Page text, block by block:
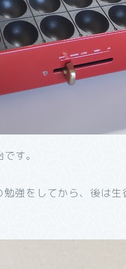
す。
強をしてから、後は